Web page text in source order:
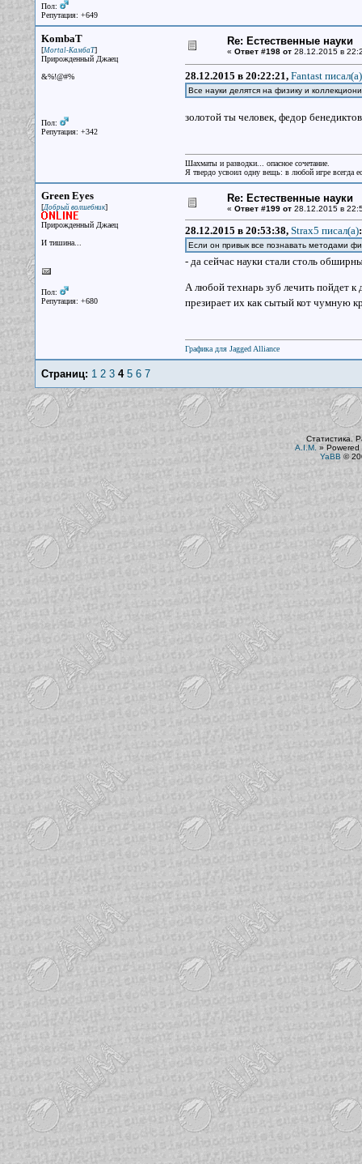
Пол:
Репутация: +649
KombaT
[Mortal-КамбаТ]
Прирожденный Джаец
&%!@#%
Пол:
Репутация: +342
Re: Естественные науки
« Ответ #198 от28.12.2015 в
28.12.2015 в 20:22:21, Fantast писал(a)
Все науки делятся на физику и
золотой ты человек, федор
Шахматы и разводки... опасное сочетание.
Я твердо усвоил одну вещь: в любой игре всегда
Green Eyes
[Добрый волшебник]
Прирожденный Джаец
И тишина...
Пол:
Репутация: +680
Re: Естественные науки
« Ответ #199 от28.12.2015 в
28.12.2015 в 20:53:38, Strax5 писал(a):
Если он привык все познавать методами
- да сейчас науки стали столь
А любой технарь зуб лечить пойдет к
презирает их как сытый кот чумную
Графика для Jagged Alliance
Страниц: 1 2 3 4 5 6 7
Статистика.
A.I.M. » Powered
YaBB ©